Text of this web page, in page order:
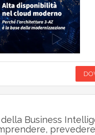
Business
prevedere